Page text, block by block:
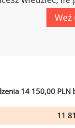
Weź
14 150,00 PLN
11